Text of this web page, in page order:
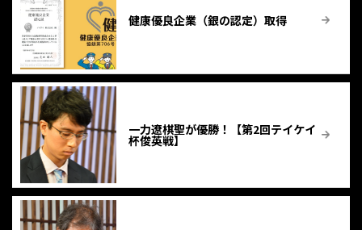
健康優良企業（銀の認定）取得
一力遼棋聖が優勝！【第2回テイケイ
杯俊英戦】